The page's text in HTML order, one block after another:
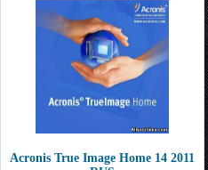
Acronis True Image Home 14 2011